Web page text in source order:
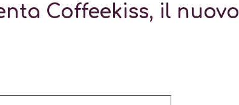
Coffeekiss, il nuovo